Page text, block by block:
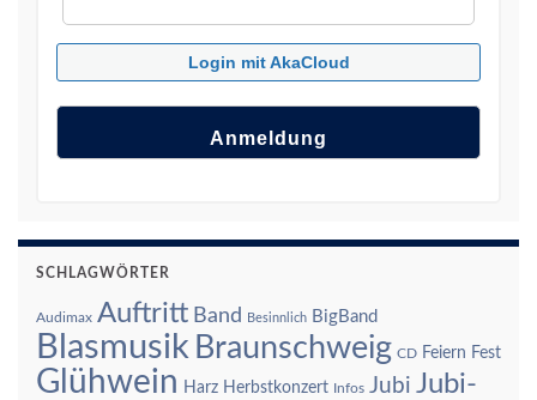
Login mit AkaCloud
SCHLAGWÖRTER
Audimax Auftritt Band Besinnlich BigBand
Blasmusik Braunschweig CD Feiern Fest
Glühwein Harz Herbstkonzert Infos Jubi Jubi-